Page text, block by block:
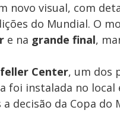
novo visual, com
do Mundial. O
e na grande final,
Center, um dos
foi instalada no local
decisão da Copa do